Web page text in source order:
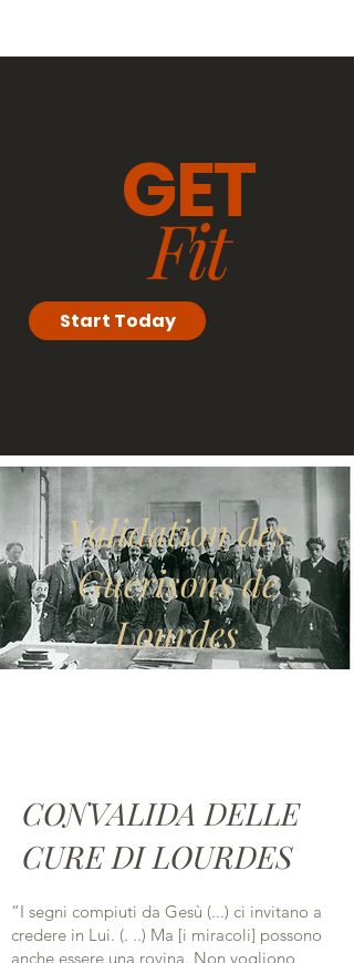
GET
Fit
Start Today
Validation des
Guerisons de
Lourdes
CONVALIDA DELLE
CURE DI LOURDES
“I segni compiuti da Gesù (...) ci invitano a
credere in Lui. (. ..) Ma [i miracoli] possono
anche essere una rovina. Non vogliono